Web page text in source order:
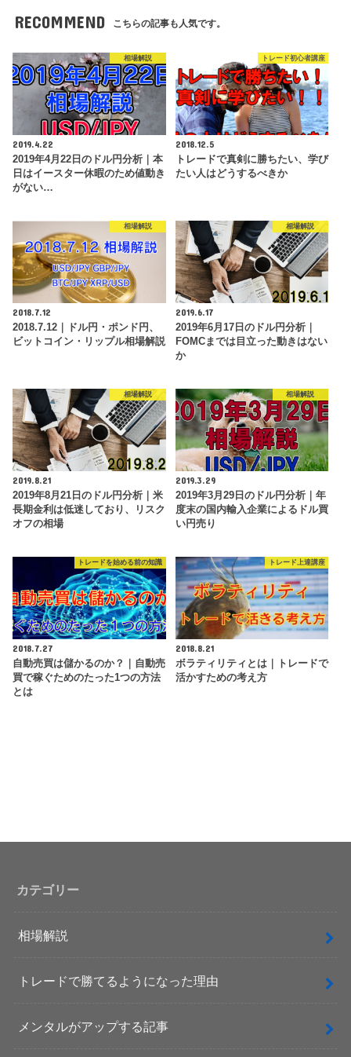
RECOMMEND こちらの記事も人気です。
相場解説
2019.4.22
2019年4月22日のドル円分析｜本
日はイースター休暇のため値動き
がない…
トレード初心者講座
2018.12.5
トレードで真剣に勝ちたい、学び
たい人はどうするべきか
相場解説
2018.7.12
2018.7.12｜ドル円・ポンド円、
ビットコイン・リップル相場解説
相場解説
2019.6.17
2019年6月17日のドル円分析｜
FOMCまでは目立った動きはない
か
相場解説
2019.8.21
2019年8月21日のドル円分析｜米
長期金利は低迷しており、リスク
オフの相場
相場解説
2019.3.29
2019年3月29日のドル円分析｜年
度末の国内輸入企業によるドル買
い円売り
トレードを始める前の知識
2018.7.27
自動売買は儲かるのか？｜自動売
買で稼ぐためのたった1つの方法
とは
トレード上達講座
2018.8.21
ボラティリティとは｜トレードで
活かすための考え方
カテゴリー
相場解説
トレードで勝てるようになった理由
メンタルがアップする記事